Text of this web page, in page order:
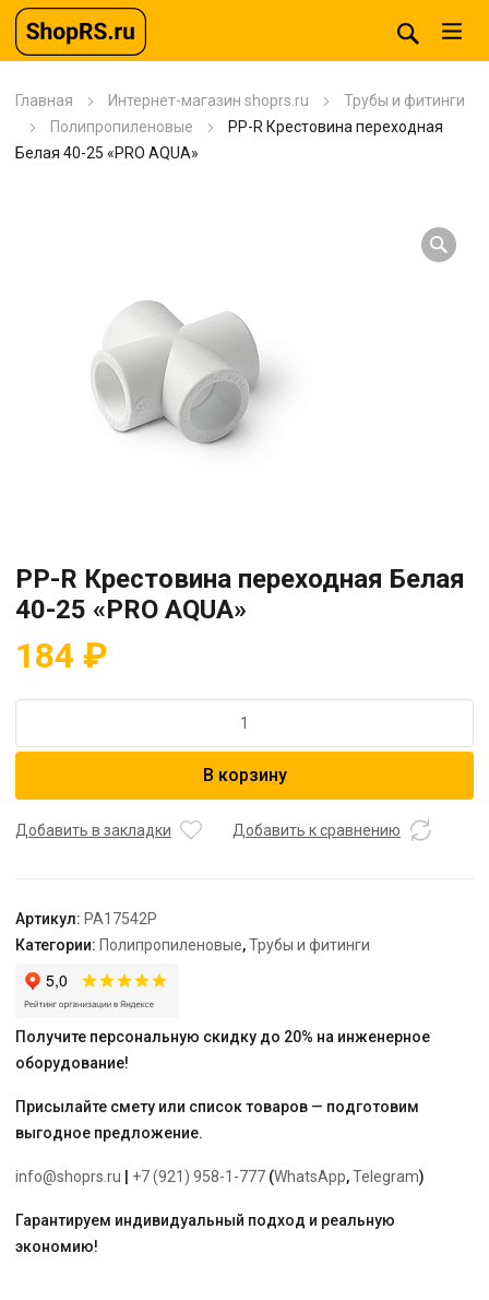
Главная Интернет-магазин shoprs.ru
Трубы и фитинги
Полипропиленовые
PP-R Крестовина переходная
Белая 40-25 «PRO AQUA»
PP-R Крестовина переходная Белая
40-25 «PRO AQUA»
184 ₽
PP-
переходная
"PRO
AQUA"
В корзину
Добавить в закладки Добавить к сравнению
Артикул: PA17542P
Категории: Полипропиленовые,Трубы и фитинги
Получите персональную скидку до 20% на инженерное
оборудование!
Присылайте смету или список товаров — подготовим
выгодное предложение.
info@shoprs.ru +7 (921) 958-1-777 (WhatsApp,Telegram)
Гарантируем индивидуальный подход и реальную
экономию!